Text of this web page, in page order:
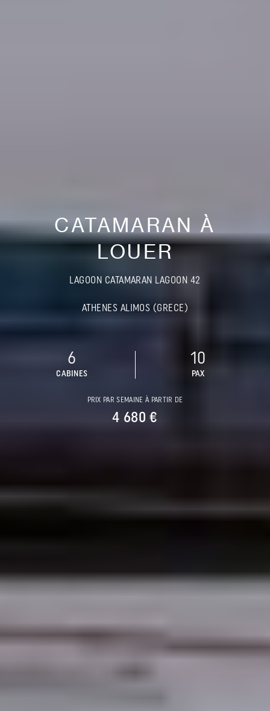
CATAMARAN À
LOUER
LAGOON CATAMARAN LAGOON 42
ATHENES ALIMOS (GRECE)
6
CABINES
10
PAX
PRIX PAR SEMAINE À PARTIR DE
4 680 €